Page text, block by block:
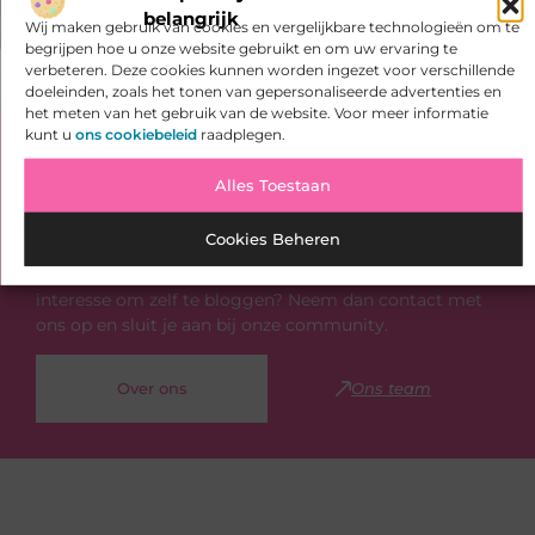
belangrijk
Wij maken gebruik van cookies en vergelijkbare technologieën om te
begrijpen hoe u onze website gebruikt en om uw ervaring te
verbeteren. Deze cookies kunnen worden ingezet voor verschillende
doeleinden, zoals het tonen van gepersonaliseerde advertenties en
het meten van het gebruik van de website. Voor meer informatie
kunt u ons cookiebeleidraadplegen.
Alles Toestaan
Cookies Beheren
Bekijk meer informatie over Ffwinkelen.nl
inspiratie, je kennis wilt delen of een samenwerking
interesse om zelf te bloggen? Neem dan contact met
ons op en sluit je aan bij onze community.
Over ons Ons team